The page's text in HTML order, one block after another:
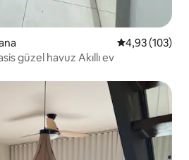
5 üzerinden
4,93 (103)
güzel havuz Akıllı ev